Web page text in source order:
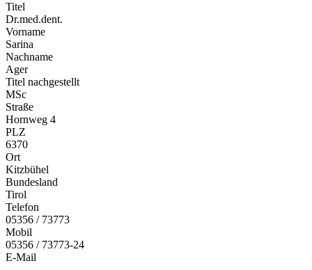
Titel
Dr.med.dent.
Vorname
Sarina
Nachname
Ager
Titel nachgestellt
MSc
Straße
Hornweg 4
PLZ
6370
Ort
Kitzbühel
Bundesland
Tirol
Telefon
05356 / 73773
Mobil
05356 / 73773-24
E-Mail